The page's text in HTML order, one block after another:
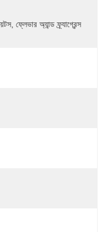
ফ্লেভার অ্যান্ড ফ্র্যাগ্রেন্স